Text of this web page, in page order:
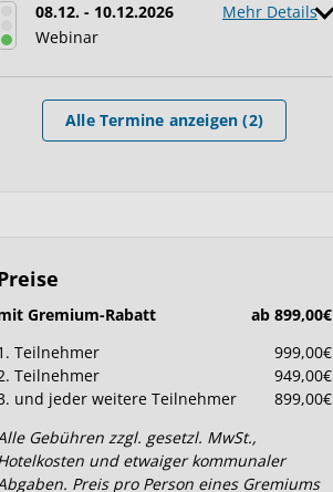
08.12. - 10.12.2026
Webinar
Mehr Details
Alle Termine anzeigen (2)
Gremium-Rabatt
ab 899,00€
Teilnehmer
999,00€
Teilnehmer
949,00€
und jeder weitere Teilnehmer
899,00€
Gebühren zzgl. gesetzl. MwSt.,
und etwaiger kommunaler
Preis pro Person eines Gremiums